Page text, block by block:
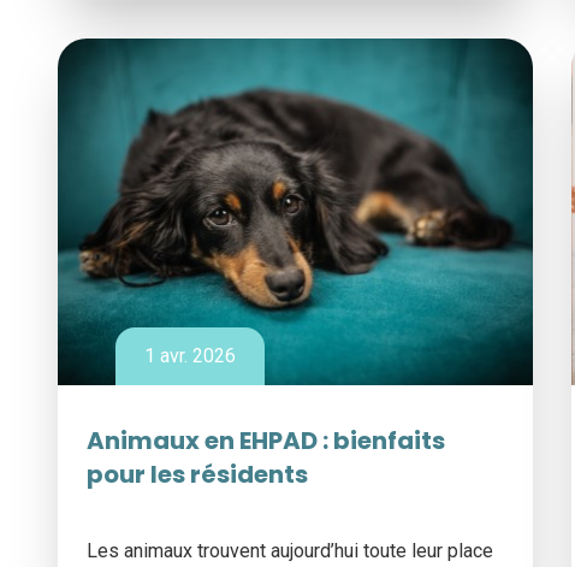
1 avr. 2026
Animaux en EHPAD : bienfaits
pour les résidents
Les animaux trouvent aujourd’hui toute leur place